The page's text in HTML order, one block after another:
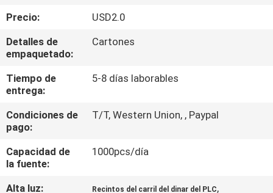
ÉNTRENOS
EN
CONTACTO
CON
PIDA
UNA
CITA
Precio:
USD2.0
Detalles de
empaquetado:
Cartones
Tiempo de
entrega:
5-8 días laborables
Condiciones de
pago:
T/T, Western Union, , Paypal
Capacidad de
la fuente:
1000pcs/día
Alta luz: Recintos del carril del dinar del PLC,